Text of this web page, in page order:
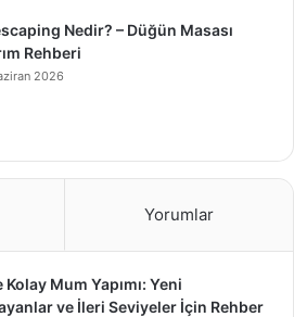
Nedir? – Düğün Masası
Rehberi
2026
Yorumlar
Kolay Mum Yapımı: Yeni
ve İleri Seviyeler İçin Rehber